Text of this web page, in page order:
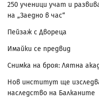
250 ученици учат и
на „Заедно в час“
Пейзаж с Двореца
Имайки се предвид
Снимка на броя: Лятна
Нов институт ще
наследство на Балканите